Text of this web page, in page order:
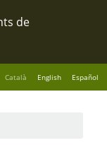
Català English Español